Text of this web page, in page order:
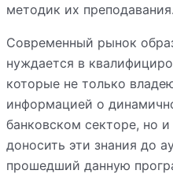
методик их преподавания.
Современный рынок
нуждается в
которые не только
информацией о
банковском секторе, но
доносить эти знания до
прошедший данную